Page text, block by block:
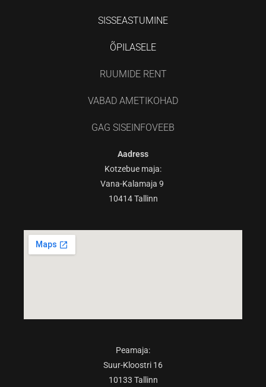
SISSEASTUMINE
ÕPILASELE
RUUMIDE RENT
VABAD AMETIKOHAD
GAG SISEINFOVEEB
Aadress
Kotzebue maja:
Vana-Kalamaja 9
10414 Tallinn
Peamaja:
Suur-Kloostri 16
10133 Tallinn